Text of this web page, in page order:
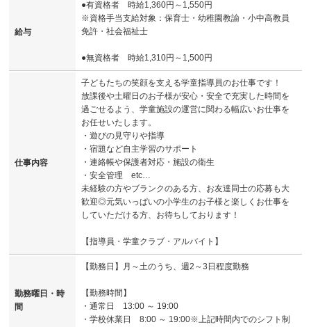
給与
●有資格者 時給1,360円～1,550円
※資格手当支給対象：保育士・幼稚園教諭・小中高教員
免許・社会福祉士
●無資格者 時給1,310円～1,500円
仕事内容
子どもたちの笑顔を支える学童指導員のお仕事です！
放課後や土曜日のお子様が安心・安全で充実した時間を
過ごせるよう、学童施設の運営に関わる幅広いお仕事を
お任せいたします。
・遊びの見守りや指導
・宿題など自主学習のサポート
・連絡帳や保護者対応・施設の衛生
・安全管理 etc…
未経験の方やブランクのある方、お友達同士の応募も大
歓迎◎元気いっぱいの小学生のお子様と楽しくお仕事を
していただける方、お待ちしております！
【指導員・学童クラブ・アルバイト】
勤務曜日・時
間
【勤務日】月～土のうち、週2～3日程度勤務
【勤務時間】
・通常日 13:00 ～ 19:00
・学校休業日 8:00 ～ 19:00※上記時間内でのシフト制